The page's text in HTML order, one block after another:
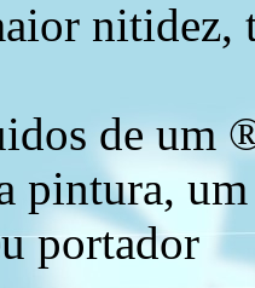
nitidez,
de um
pintura,
portador